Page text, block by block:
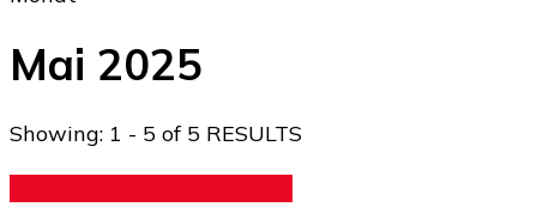
Mai 2025
Showing: 1 - 5 of 5 RESULTS